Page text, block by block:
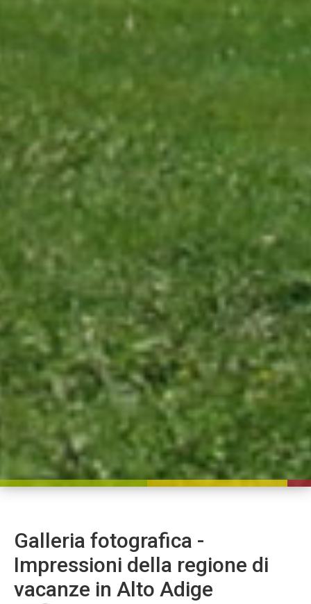
Galleria fotografica -
Impressioni della regione di
vacanze in Alto Adige